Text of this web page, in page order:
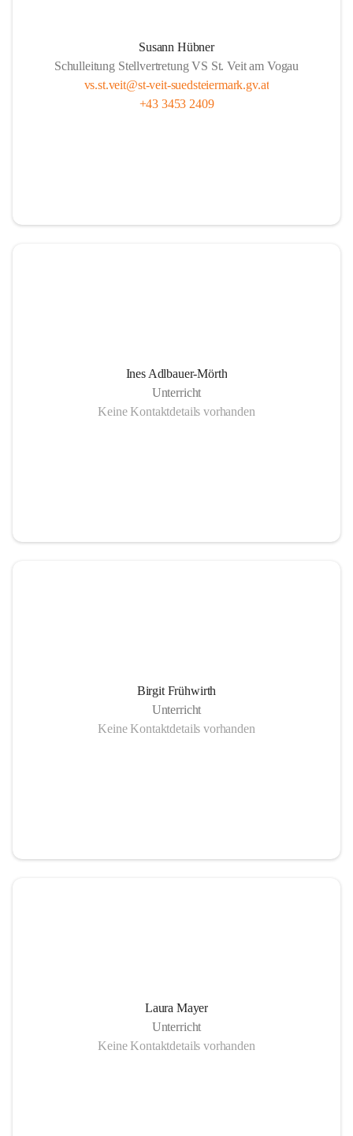
Susann Hübner
Schulleitung Stellvertretung VS St. Veit am Vogau
vs.st.veit@st-veit-suedsteiermark.gv.at
+43 3453 2409
Ines Adlbauer-Mörth
Unterricht
Keine Kontaktdetails vorhanden
Birgit Frühwirth
Unterricht
Keine Kontaktdetails vorhanden
Laura Mayer
Unterricht
Keine Kontaktdetails vorhanden